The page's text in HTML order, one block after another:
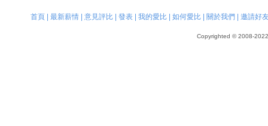
首頁| 最新薪情| 意見評比| 發表| 我的愛比| 如何愛比| 關於我們 邀請好
Copyrighted © 2008-